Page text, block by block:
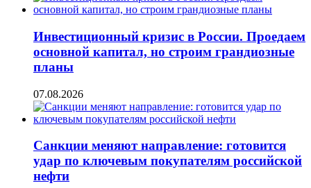
Инвестиционный кризис в России. Проедаем
основной капитал, но строим грандиозные
планы
07.08.2026
Санкции меняют направление: готовится
удар по ключевым покупателям российской
нефти